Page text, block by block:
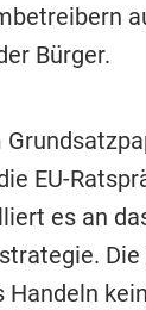
Bürger.
EU-
es an